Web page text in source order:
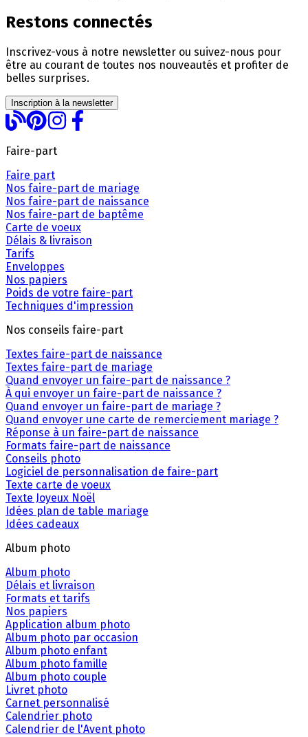
Restons connectés
Inscrivez-vous à notre newsletter ou suivez-nous pour
être au courant de toutes nos nouveautés et profiter de
belles surprises.
Inscription à la newsletter
Faire-part
Faire part
Nos faire-part de mariage
Nos faire-part de naissance
Nos faire-part de baptême
Carte de voeux
Délais & livraison
Tarifs
Enveloppes
Nos papiers
Poids de votre faire-part
Techniques d'impression
Nos conseils faire-part
Textes faire-part de naissance
Textes faire-part de mariage
Quand envoyer un faire-part de naissance ?
À qui envoyer un faire-part de naissance ?
Quand envoyer un faire-part de mariage ?
Quand envoyer une carte de remerciement mariage ?
Réponse à un faire-part de naissance
Formats faire-part de naissance
Conseils photo
Logiciel de personnalisation de faire-part
Texte carte de voeux
Texte Joyeux Noël
Idées plan de table mariage
Idées cadeaux
Album photo
Album photo
Délais et livraison
Formats et tarifs
Nos papiers
Application album photo
Album photo par occasion
Album photo enfant
Album photo famille
Album photo couple
Livret photo
Carnet personnalisé
Calendrier photo
Calendrier de l'Avent photo